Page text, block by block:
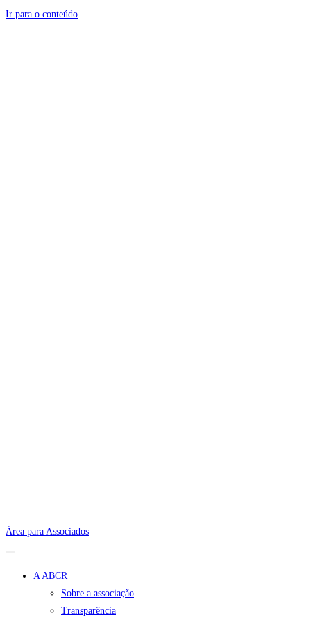
Ir para o conteúdo
Área para Associados
A ABCR
Sobre a associação
Transparência